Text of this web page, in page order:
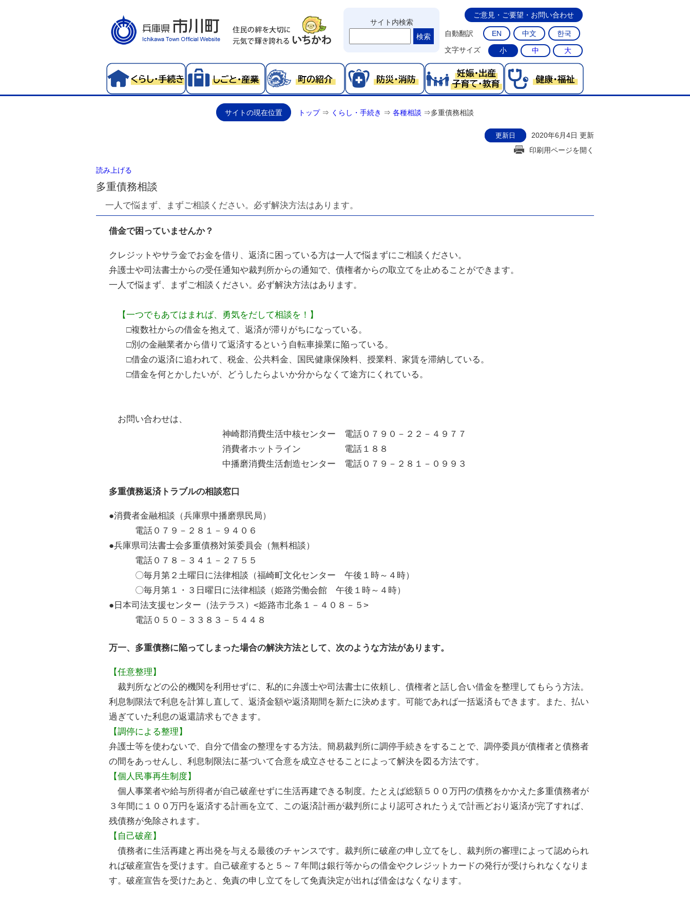
サイト内検索
検索
ご意見・ご要望・お問い合わせ
自動翻訳 EN 中文
한국
文字サイズ
小 中 大
サイトの現在位置 トップ⇒ くらし・手続き ⇒ 各種相談 ⇒多重債務相談
更新日
2020年6月4日 更新
印刷用ページを開く
読み上げる
多重債務相談
一人で悩まず、まずご相談ください。必ず解決方法はあります。
借金で困っていませんか？
クレジットやサラ金でお金を借り、返済に困っている方は一人で悩まずにご相談ください。
弁護士や司法書士からの受任通知や裁判所からの通知で、債権者からの取立てを止めることができます。
一人で悩まず、まずご相談ください。必ず解決方法はあります。
【一つでもあてはまれば、勇気をだして相談を！】
□複数社からの借金を抱えて、返済が滞りがちになっている。
□別の金融業者から借りて返済するという自転車操業に陥っている。
□借金の返済に追われて、税金、公共料金、国民健康保険料、授業料、家賃を滞納している。
□借金を何とかしたいが、どうしたらよいか分からなくて途方にくれている。
お問い合わせは、
神崎郡消費生活中核センター 電話０７９０－２２－４９７７
消費者ホットライン 電話１８８
中播磨消費生活創造センター 電話０７９－２８１－０９９３
多重債務返済トラブルの相談窓口
●消費者金融相談（兵庫県中播磨県民局）
電話０７９－２８１－９４０６
●兵庫県司法書士会多重債務対策委員会（無料相談）
電話０７８－３４１－２７５５
〇毎月第２土曜日に法律相談（福崎町文化センター 午後１時～４時）
〇毎月第１・３日曜日に法律相談（姫路労働会館 午後１時～４時）
●日本司法支援センター（法テラス）<姫路市北条１－４０８－５>
電話０５０－３３８３－５４４８
万一、多重債務に陥ってしまった場合の解決方法として、次のような方法があります。
【任意整理】
裁判所などの公的機関を利用せずに、私的に弁護士や司法書士に依頼し、債権者と話し合い借金を整理してもらう方法。
利息制限法で利息を計算し直して、返済金額や返済期間を新たに決めます。可能であれば一括返済もできます。また、払い
過ぎていた利息の返還請求もできます。
【調停による整理】
弁護士等を使わないで、自分で借金の整理をする方法。簡易裁判所に調停手続きをすることで、調停委員が債権者と債務者
の間をあっせんし、利息制限法に基づいて合意を成立させることによって解決を図る方法です。
【個人民事再生制度】
個人事業者や給与所得者が自己破産せずに生活再建できる制度。たとえば総額５００万円の債務をかかえた多重債務者が
３年間に１００万円を返済する計画を立て、この返済計画が裁判所により認可されたうえで計画どおり返済が完了すれば、
残債務が免除されます。
【自己破産】
債務者に生活再建と再出発を与える最後のチャンスです。裁判所に破産の申し立てをし、裁判所の審理によって認められ
れば破産宣告を受けます。自己破産すると５～７年間は銀行等からの借金やクレジットカードの発行が受けられなくなりま
す。破産宣告を受けたあと、免責の申し立てをして免責決定が出れば借金はなくなります。